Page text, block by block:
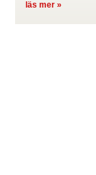
läs mer »